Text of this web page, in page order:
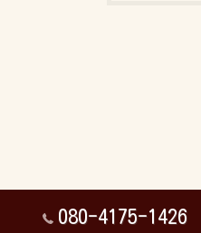
080-4175-1426